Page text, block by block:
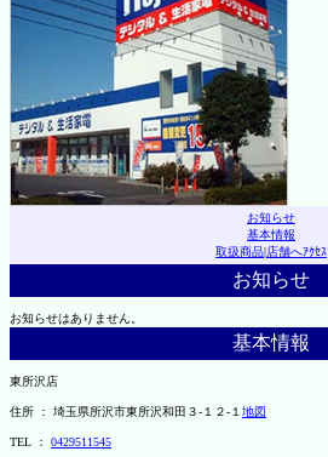
お知らせ
基本情報
取扱商品|店舗へｱｸｾｽ
お知らせ
お知らせはありません。
基本情報
東所沢店
住所 ： 埼玉県所沢市東所沢和田３-１２-１ 地図
TEL ： 0429511545